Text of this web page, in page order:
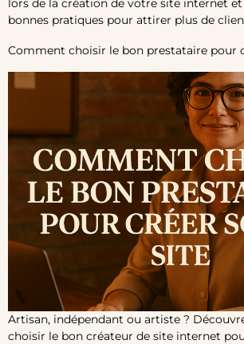
lors de la création de votre site internet
bonnes pratiques pour attirer plus de
Comment choisir le bon prestataire pour
Artisan, indépendant ou artiste ?
choisir le bon créateur de site internet